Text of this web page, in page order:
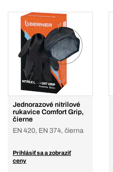
Jednorazové nitrilové
rukavice Comfort Grip,
čierne
EN 420, EN 374, čierna
Prihlásiť sa a zobraziť
ceny